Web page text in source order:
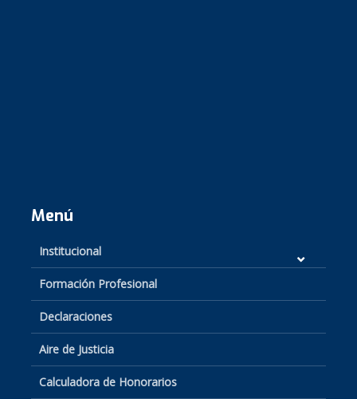
Menú
Institucional
Formación Profesional
Declaraciones
Aire de Justicia
Calculadora de Honorarios